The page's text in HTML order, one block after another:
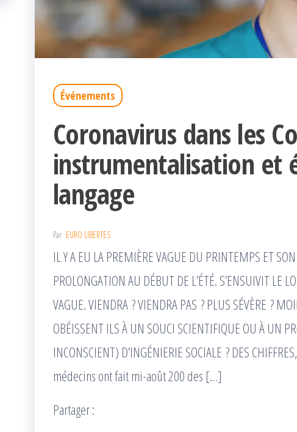
Événements
Coronavirus dans les
instrumentalisation et
langage
Par EURO LIBERTES
IL Y A EU LA PREMIÈRE VAGUE DU PRINTEMPS ET
PROLONGATION AU DÉBUT DE L’ÉTÉ. S’ENSUIVIT LE
VAGUE. VIENDRA ? VIENDRA PAS ? PLUS SÉVÈRE ?
OBÉISSENT ILS À UN SOUCI SCIENTIFIQUE OU À UN
INCONSCIENT) D’INGÉNIERIE SOCIALE ? DES
médecins ont fait mi-août 200 des […]
Partager :